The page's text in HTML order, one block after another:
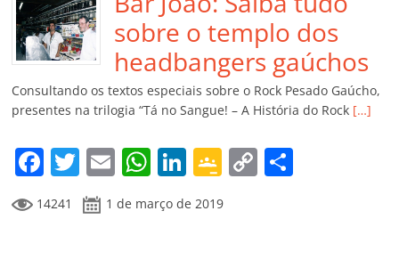
o
o
k
p
p
n Cl
a
ss
ro
o
m
n
k
til
h
ar
sobre o templo dos
headbangers gaúchos
Consultando os textos especiais sobre o Rock Pesado Gaúcho,
presentes na trilogia “Tá no Sangue! – A História do Rock […]
F
a
c
T
w
itt
E
m
ai
W
at
Li
n
k
G
o
o
C
14241 1 de março de 2019